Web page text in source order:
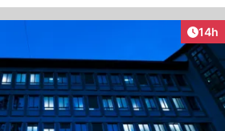
14h